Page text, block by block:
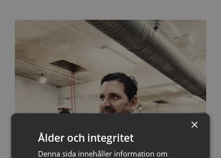
×
Ålder och integritet
Denna sida innehåller information om